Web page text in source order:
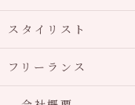
スタイリスト
フリーランス